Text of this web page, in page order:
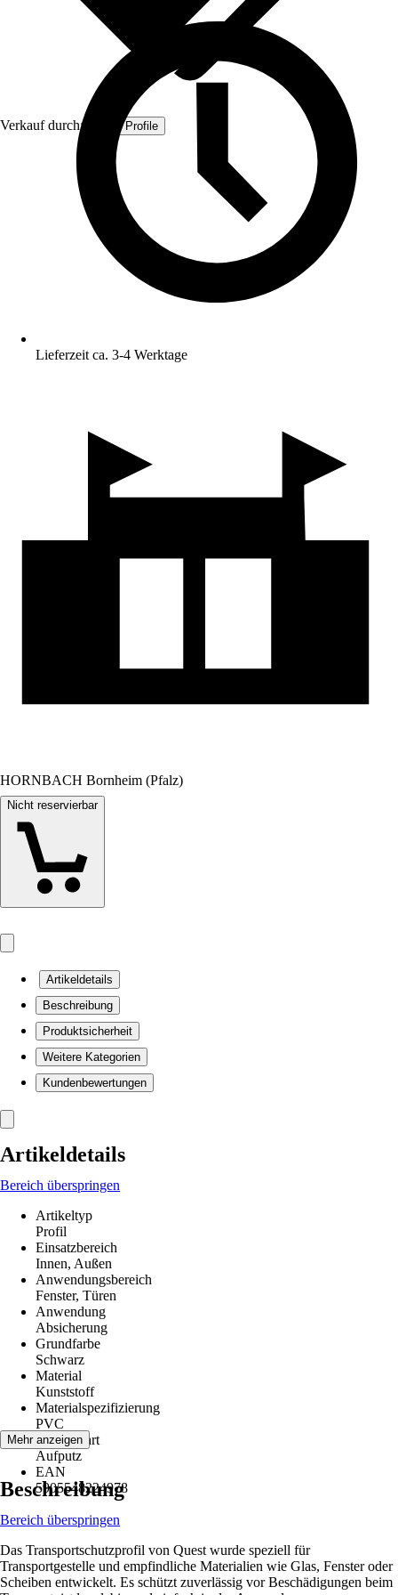
Verkauf durch: Quest Profile
Lieferzeit ca. 3-4 Werktage
HORNBACH Bornheim (Pfalz)
Nicht reservierbar
Artikeldetails
Beschreibung
Produktsicherheit
Weitere Kategorien
Kundenbewertungen
Artikeldetails
Bereich überspringen
Artikeltyp
Profil
Einsatzbereich
Innen, Außen
Anwendungsbereich
Fenster, Türen
Anwendung
Absicherung
Grundfarbe
Schwarz
Material
Kunststoff
Materialspezifizierung
PVC
Montageart
Aufputz
EAN
5905548224978
Mehr anzeigen
Beschreibung
Bereich überspringen
Das Transportschutzprofil von Quest wurde speziell für
Transportgestelle und empfindliche Materialien wie Glas, Fenster oder
Scheiben entwickelt. Es schützt zuverlässig vor Beschädigungen beim